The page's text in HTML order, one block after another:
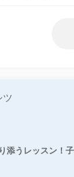
添うレッスン